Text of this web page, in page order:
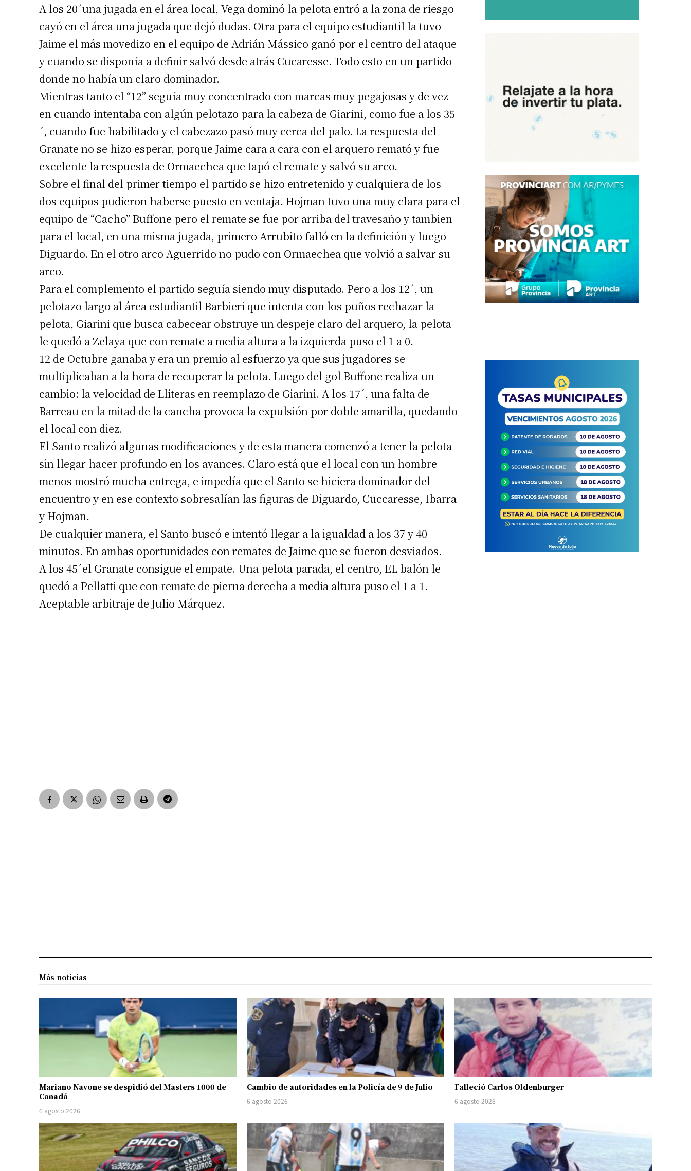
Suscribirme gratis
Dirección de correo electrónico*
Nombre
Apellidos
Número de teléfono
A los 20´una jugada en el área local, Vega dominó la pelota entró a la zona de riesgo
cayó en el área una jugada que dejó dudas. Otra para el equipo estudiantil la tuvo
Jaime el más movedizo en el equipo de Adrián Mássico ganó por el centro del ataque
y cuando se disponía a definir salvó desde atrás Cucaresse. Todo esto en un partido
donde no había un claro dominador.
Mientras tanto el “12” seguía muy concentrado con marcas muy pegajosas y de vez
en cuando intentaba con algún pelotazo para la cabeza de Giarini, como fue a los 35
´, cuando fue habilitado y el cabezazo pasó muy cerca del palo. La respuesta del
Granate no se hizo esperar, porque Jaime cara a cara con el arquero remató y fue
excelente la respuesta de Ormaechea que tapó el remate y salvó su arco.
Sobre el final del primer tiempo el partido se hizo entretenido y cualquiera de los
dos equipos pudieron haberse puesto en ventaja. Hojman tuvo una muy clara para el
equipo de “Cacho” Buffone pero el remate se fue por arriba del travesaño y tambien
para el local, en una misma jugada, primero Arrubito falló en la definición y luego
Diguardo. En el otro arco Aguerrido no pudo con Ormaechea que volvió a salvar su
arco.
Para el complemento el partido seguía siendo muy disputado. Pero a los 12´, un
pelotazo largo al área estudiantil Barbieri que intenta con los puños rechazar la
pelota, Giarini que busca cabecear obstruye un despeje claro del arquero, la pelota
le quedó a Zelaya que con remate a media altura a la izquierda puso el 1 a 0.
12 de Octubre ganaba y era un premio al esfuerzo ya que sus jugadores se
multiplicaban a la hora de recuperar la pelota. Luego del gol Buffone realiza un
cambio: la velocidad de Lliteras en reemplazo de Giarini. A los 17´, una falta de
Barreau en la mitad de la cancha provoca la expulsión por doble amarilla, quedando
el local con diez.
El Santo realizó algunas modificaciones y de esta manera comenzó a tener la pelota
sin llegar hacer profundo en los avances. Claro está que el local con un hombre
menos mostró mucha entrega, e impedía que el Santo se hiciera dominador del
encuentro y en ese contexto sobresalían las figuras de Diguardo, Cuccaresse, Ibarra
y Hojman.
De cualquier manera, el Santo buscó e intentó llegar a la igualdad a los 37 y 40
minutos. En ambas oportunidades con remates de Jaime que se fueron desviados.
A los 45´el Granate consigue el empate. Una pelota parada, el centro, EL balón le
quedó a Pellatti que con remate de pierna derecha a media altura puso el 1 a 1.
Aceptable arbitraje de Julio Márquez.
Más noticias
Mariano Navone se despidió del Masters 1000 de
Canadá
6 agosto 2026
Cambio de autoridades en la Policía de 9 de Julio
6 agosto 2026
Falleció Carlos Oldenburger
6 agosto 2026